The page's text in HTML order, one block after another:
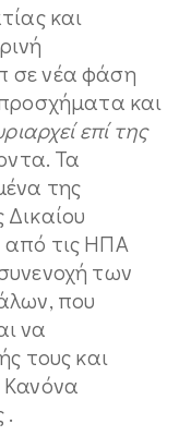
και
σε νέα φάση
και
επί της
Τα
της
από τις ΗΠΑ
των
που
να
τους και
Κανόνα
.